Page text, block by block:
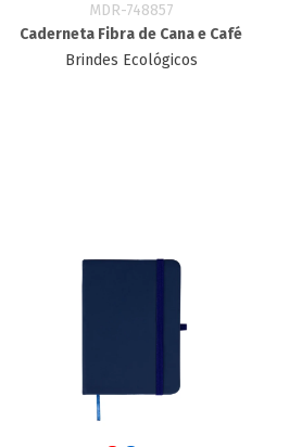
MDR-748857
Caderneta Fibra de Cana e Café
Brindes Ecológicos